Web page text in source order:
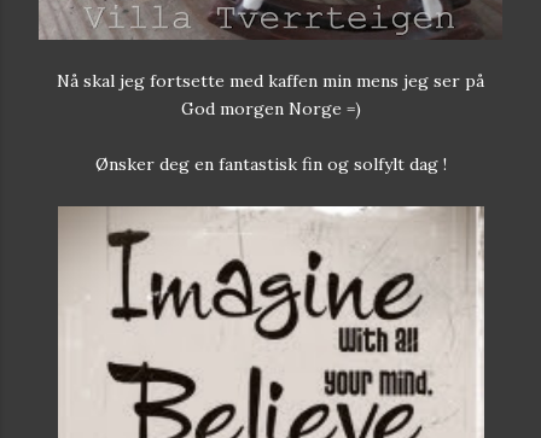
Nå skal jeg fortsette med kaffen min mens jeg ser på
God morgen Norge =)
Ønsker deg en fantastisk fin og solfylt dag !